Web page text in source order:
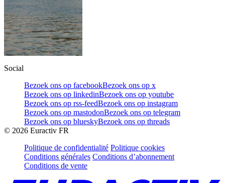
Social
Bezoek ons op facebookBezoek ons op x
Bezoek ons op linkedinBezoek ons op youtube
Bezoek ons op rss-feedBezoek ons op instagram
Bezoek ons op mastodonBezoek ons op telegram
Bezoek ons op blueskyBezoek ons op threads
© 2026 Euractiv FR
Politique de confidentialité Politique cookies
Conditions générales Conditions d’abonnement
Conditions de vente